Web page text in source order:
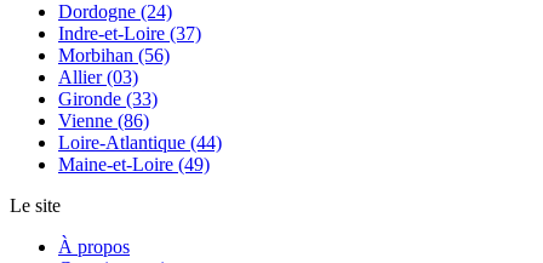
Dordogne (24)
Indre-et-Loire (37)
Morbihan (56)
Allier (03)
Gironde (33)
Vienne (86)
Loire-Atlantique (44)
Maine-et-Loire (49)
Le site
À propos